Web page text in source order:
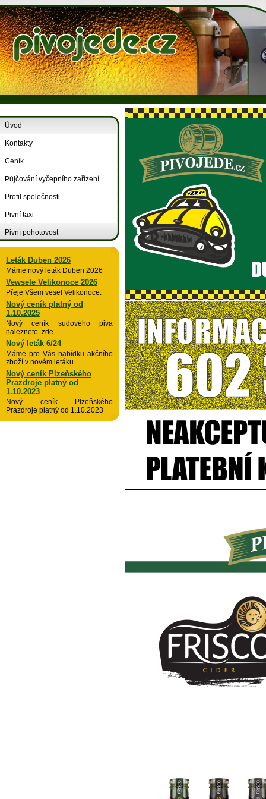
Úvod
Kontakty
Ceník
Půjčování vyčepního zařízení
Profil společnosti
Pivní taxi
Pivní pohotovost
Leták Duben 2026
Máme nový leták Duben 2026
Vewsele Velikonoce 2026
Přeje Všem vesel Velikonoce.
Nový ceník platný od
1.10.2025
Nový ceník sudového piva
naleznete zde.
Nový leták 6/24
Máme pro Vás nabídku akčního
zboží v novém letáku.
Nový ceník Plzeňského
Prazdroje platný od
1.10.2023
Nový ceník Plzeňského
Prazdroje platný od 1.10.2023